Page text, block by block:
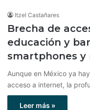
Itzel Castañares
Brecha de
educación y
smartphones y
Aunque en México ya
acceso a internet, la
Leer más »